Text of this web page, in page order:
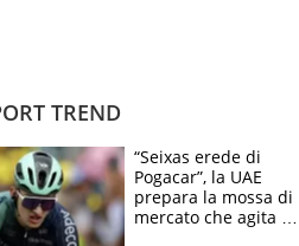
TREND
“Seixas erede di
Pogacar”, la UAE
prepara la mossa di
mercato che agita la